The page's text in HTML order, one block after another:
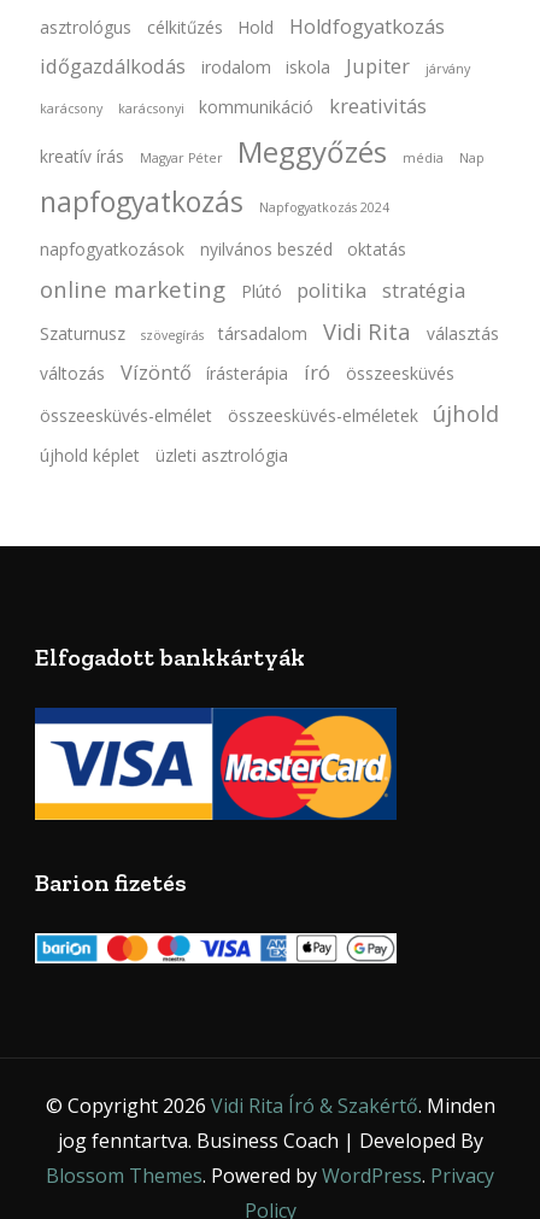
asztrológus célkitűzés Hold
Holdfogyatkozás
időgazdálkodás
irodalom iskola Jupiter járvány
karácsony karácsonyi kommunikáció kreativitás
kreatív írás Magyar Péter Meggyőzés média Nap
napfogyatkozás Napfogyatkozás 2024
napfogyatkozások nyilvános beszéd oktatás
online marketing Plútó politika stratégia
Szaturnusz szövegírás társadalom Vidi Rita
választás
változás
Vízöntő írásterápia író
összeesküvés
összeesküvés-elmélet
összeesküvés-elméletek újhold
újhold képlet üzleti asztrológia
Elfogadott bankkártyák
Barion fizetés
© Copyright 2026 Vidi Rita Író & Szakértő. Minden
jog fenntartva. Business Coach | Developed By
Blossom Themes. Powered byWordPress. Privacy
Policy